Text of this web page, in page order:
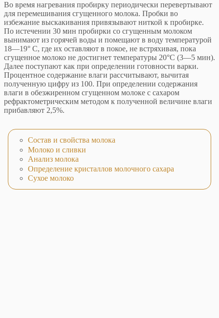
Во время нагревания пробирку периодически перевертывают
для перемешивания сгущенного молока. Пробки во
избежание выскакивания привязывают ниткой к пробирке.
По истечении 30 мин пробирки со сгущенным молоком
вынимают из горячей воды и помещают в воду температурой
18—19° С, где их оставляют в покое, не встряхивая, пока
сгущенное молоко не достигнет температуры 20°С (3—5 мин).
Далее поступают как при определении готовности варки.
Процентное содержание влаги рассчитывают, вычитая
полученную цифру из 100. При определении содержания
влаги в обезжиренном сгущенном молоке с сахаром
рефрактометрическим методом к полученной величине влаги
прибавляют 2,5%.
Состав и свойства молока
Молоко и сливки
Анализ молока
Определение кристаллов молочного сахара
Сухое молоко